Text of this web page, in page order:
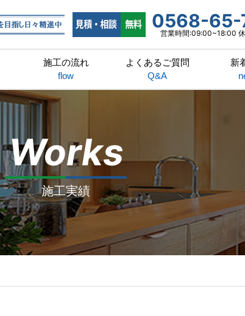
0568-65-
営業時間:09:00~18:00
施工の流れ
flow
よくあるご質問
Q&A
新
Works
施工実績